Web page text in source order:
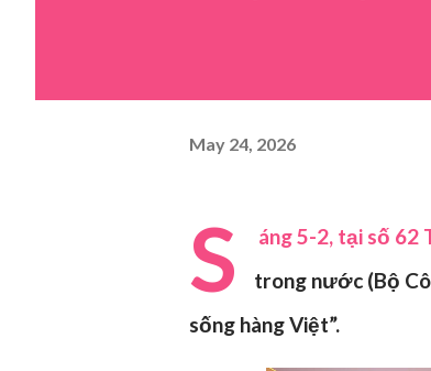
May 24, 2026
S
áng 5-2, tại số 62
trong nước (Bộ
sống hàng Việt”.